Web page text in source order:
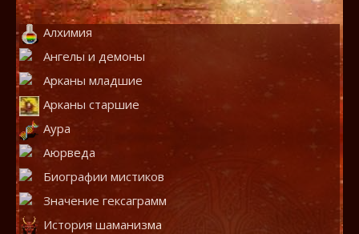
Алхимия
Ангелы и демоны
Арканы младшие
Арканы старшие
Аура
Аюрведа
Биографии мистиков
Значение гексаграмм
История шаманизма